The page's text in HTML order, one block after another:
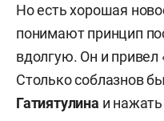
Но есть хорошая
понимают принцип
вдолгую. Он и привел
Столько соблазнов
Гатиятулина и нажать